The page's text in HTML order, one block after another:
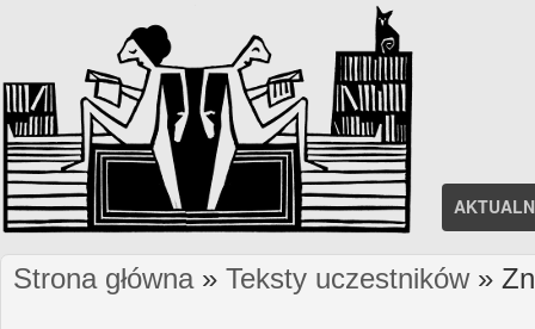
Jesteś tutaj
Strona główna» Teksty uczestników»